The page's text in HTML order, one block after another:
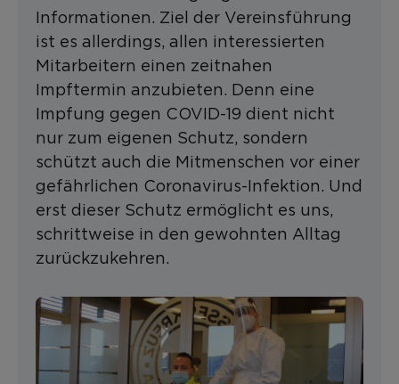
Informationen. Ziel der Vereinsführung
ist es allerdings, allen interessierten
Mitarbeitern einen zeitnahen
Impftermin anzubieten. Denn eine
Impfung gegen COVID-19 dient nicht
nur zum eigenen Schutz, sondern
schützt auch die Mitmenschen vor einer
gefährlichen Coronavirus-Infektion. Und
erst dieser Schutz ermöglicht es uns,
schrittweise in den gewohnten Alltag
zurückzukehren.